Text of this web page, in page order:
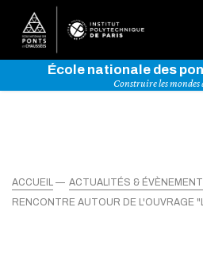
École nationale des
Construire les mondes
ACCUEIL
ACTUALITÉS &
RENCONTRE AUTOUR DE L'OUVRAGE